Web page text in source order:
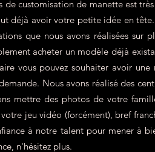
de customisation de manette est
déjà avoir votre petite idée en
que nous avons réalisées sur
acheter un modèle déjà
vous pouvez souhaiter avoir
Nous avons réalisé des
mettre des photos de votre
jeu vidéo (forcément), bref
à notre talent pour mener à
n'hésitez plus.